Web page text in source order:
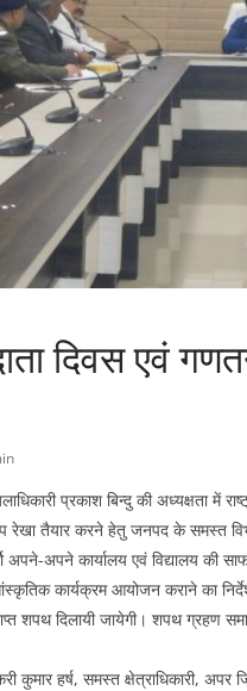
दिवस एवं
प्रकाश बिन्दु की अध्यक्षता में
तैयार करने हेतु जनपद के समस्त
अपने-अपने कार्यालय एवं विद्यालय
कार्यक्रम आयोजन कराने का
शपथ दिलायी जायेगी। शपथ ग्रहण
हर्ष, समस्त क्षेत्राधिकारी, अपर